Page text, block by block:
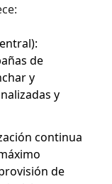
de
y
y
continua
de